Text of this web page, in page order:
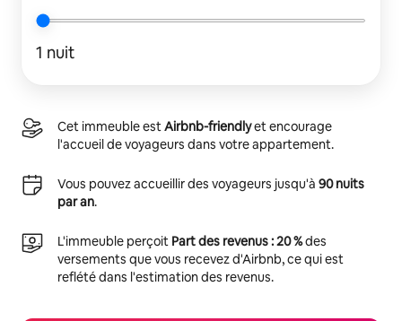
1 nuit
Cet immeuble estAirbnb-friendlyet encourage
l'accueil de voyageurs dans votre appartement.
Vous pouvez accueillir des voyageurs jusqu'à 90 nuits
par an.
L'immeuble perçoit Part des revenus : 20 %des
versements que vous recevez d'Airbnb, ce qui est
reflété dans l'estimation des revenus.